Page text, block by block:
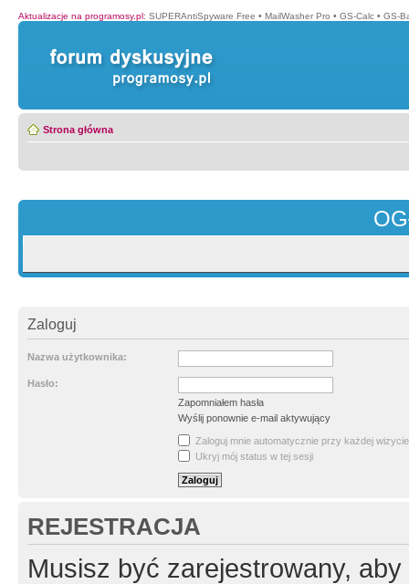
Aktualizacje na programosy.pl: SUPERAntiSpyware Free • MailWasher Pro • GS-Calc • GS-
Strona główna
Zaloguj
Nazwa użytkownika:
Hasło:
Zapomniałem hasła
Wyślij ponownie e-mail aktywujący
Zaloguj mnie automatycznie przy każdej wizycie
Ukryj mój status w tej sesji
REJESTRACJA
Musisz być zarejestrowany,